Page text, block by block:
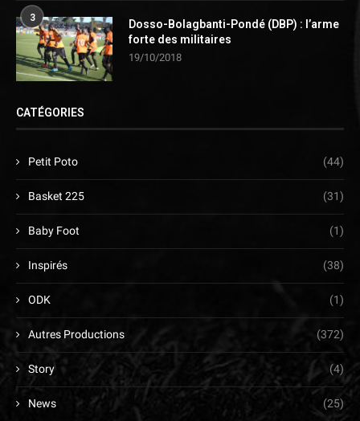
3
Dosso-Bolagbanti-Pondé (DBP) : l’arme
forte des militaires
19/10/2018
CATÉGORIES
Petit Poto (44)
Basket 225 (31)
Baby Foot (1)
Inspirés (38)
ODK (1)
Autres Productions (372)
Story (4)
News (25)